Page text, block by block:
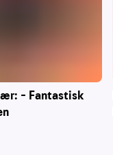
– Fantastisk